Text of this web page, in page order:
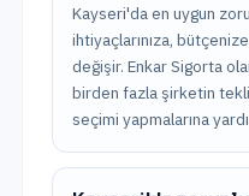
Kayseri'da en uygun
ihtiyaçlarınıza,
değişir. Enkar Sigorta
birden fazla şirketin
seçimi yapmalarına